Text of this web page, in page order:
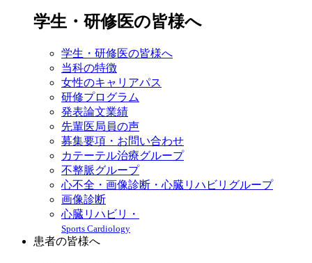
学生・研修医の皆様へ
学生・研修医の皆様へ
当科の特徴
女性のキャリアパス
研修プログラム
発表論文業績
先輩医局員の声
募集要項・お問い合わせ
カテーテル治療グループ
不整脈グループ
心不全・画像診断・心臓リハビリグループ
画像診断
心臓リハビリ・
Sports Cardiology
患者の皆様へ